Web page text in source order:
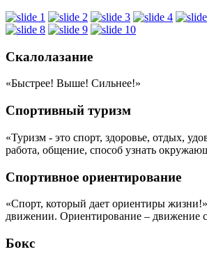
Скалолазание
«Быстрее! Выше! Сильнее!»
Спортивный туризм
«Туризм - это спорт, здоровье, отдых,
работа, общение, способ узнать
Спортивное ориентирование
«Спорт, который дает ориентиры
движении. Ориентирование – движение
Бокс